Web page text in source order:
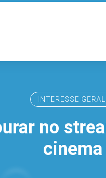
INTERESSE GERAL
no
cinema